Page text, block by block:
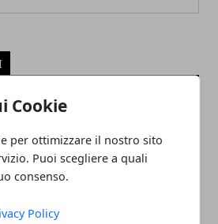
Cookie
per ottimizzare il nostro sito
Puoi scegliere a quali
consenso.
Policy